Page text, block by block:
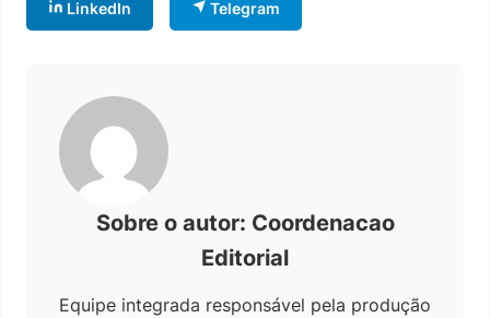
LinkedIn Telegram
Sobre o autor: Coordenacao
Editorial
Equipe integrada responsável pela produção